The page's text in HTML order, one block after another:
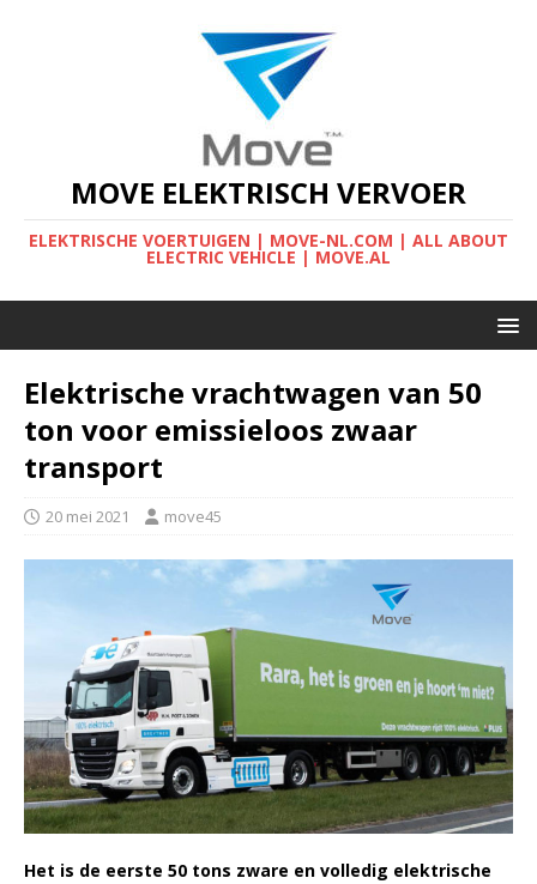
MOVE ELEKTRISCH VERVOER
ELEKTRISCHE VOERTUIGEN | MOVE-NL.COM | ALL ABOUT
ELECTRIC VEHICLE | MOVE.AL
Elektrische vrachtwagen van 50
ton voor emissieloos zwaar
transport
20 mei 2021 move45
Het is de eerste 50 tons zware en volledig elektrische